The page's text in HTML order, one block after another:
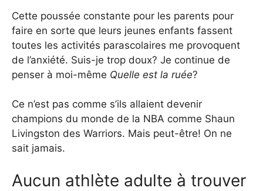
Cette poussée constante pour les parents pour
faire en sorte que leurs jeunes enfants fassent
toutes les activités parascolaires me provoquent
de l’anxiété. Suis-je trop doux? Je continue de
penser à moi-même Quelle est la ruée?
Ce n’est pas comme s’ils allaient devenir
champions du monde de la NBA comme Shaun
Livingston des Warriors. Mais peut-être! On ne
sait jamais.
Aucun athlète adulte à trouver